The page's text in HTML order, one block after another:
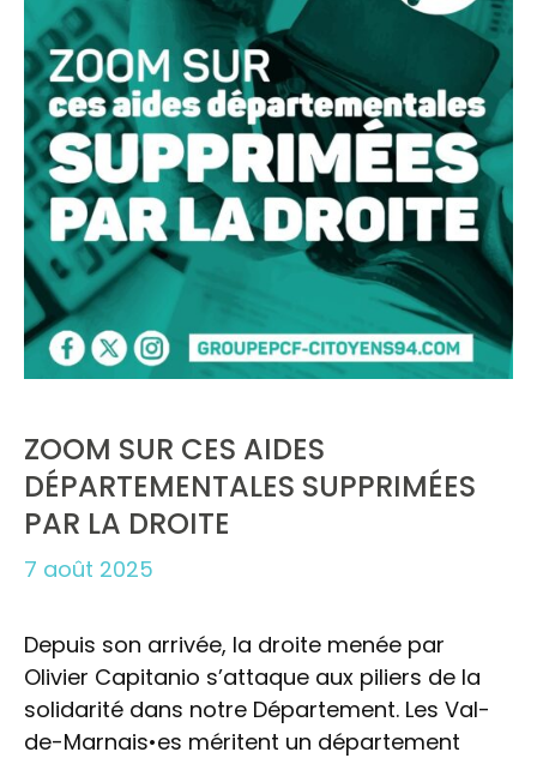
ZOOM SUR CES AIDES
DÉPARTEMENTALES SUPPRIMÉES
PAR LA DROITE
7 août 2025
Depuis son arrivée, la droite menée par
Olivier Capitanio s’attaque aux piliers de la
solidarité dans notre Département. Les Val-
de-Marnais•es méritent un département